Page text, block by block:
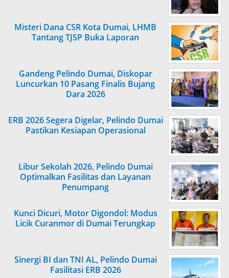
Misteri Dana CSR Kota Dumai, LHMB
Tantang TJSP Buka Laporan
Gandeng Pelindo Dumai, Diskopar
Luncurkan 10 Pasang Finalis Bujang
Dara 2026
ERB 2026 Segera Digelar, Pelindo Dumai
Pastikan Kesiapan Operasional
Libur Sekolah 2026, Pelindo Dumai
Optimalkan Fasilitas dan Layanan
Penumpang
Kunci Dicuri, Motor Digondol: Modus
Licik Curanmor di Dumai Terungkap
Sinergi BI dan TNI AL, Pelindo Dumai
Fasilitasi ERB 2026